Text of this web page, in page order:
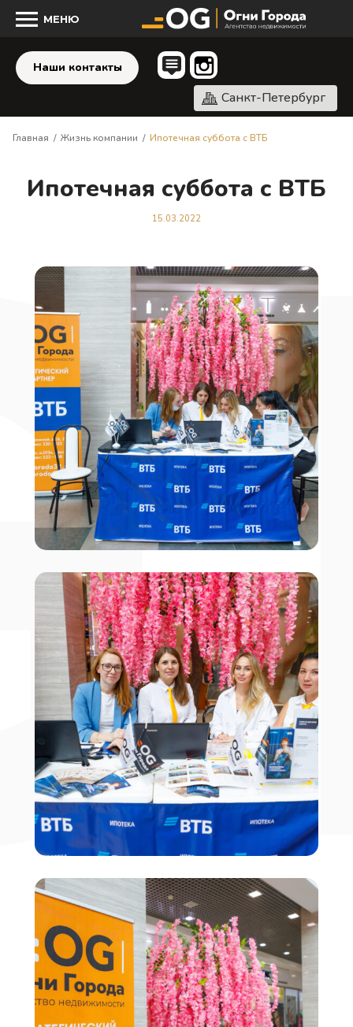
МЕНЮ
Наши контакты
Санкт-Петербург
Главная / Жизнь компании / Ипотечная суббота с ВТБ
Ипотечная суббота с ВТБ
15.03.2022